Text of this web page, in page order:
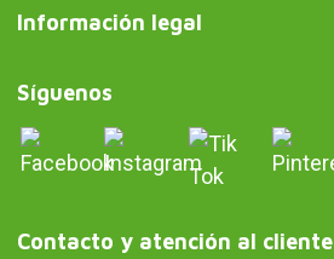
Información legal
Síguenos
Contacto y atención al cliente